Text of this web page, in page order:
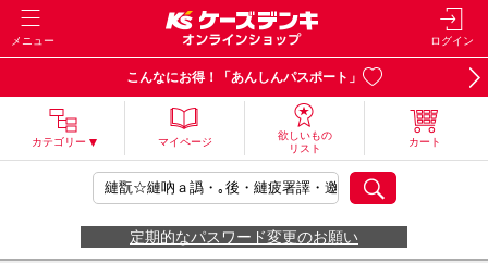
メニュー ログイン
こんなにお得！「あんしんパスポート」
カテゴリー マイページ
欲しいもの
リスト
カート
定期的なパスワード変更のお願い